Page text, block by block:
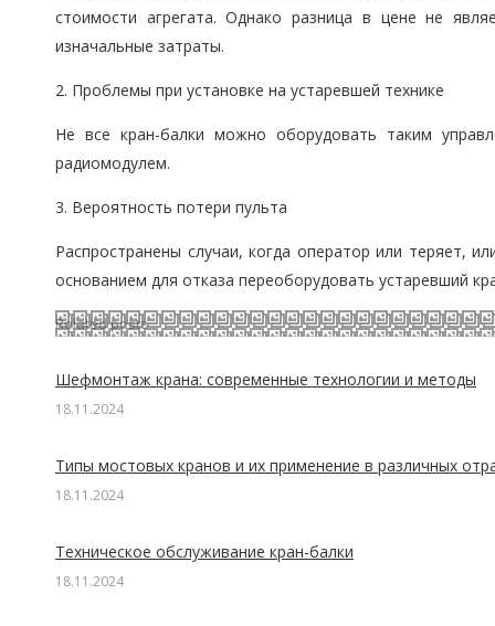
стоимости агрегата. Однако разница в цене не
изначальные затраты.
2. Проблемы при установке на устаревшей технике
Не все кран-балки можно оборудовать таким
радиомодулем.
3. Вероятность потери пульта
Распространены случаи, когда оператор или теряет,
основанием для отказа переоборудовать устаревший
Related posts
Шефмонтаж крана: современные технологии и методы
18.11.2024
Типы мостовых кранов и их применение в различных
18.11.2024
Техническое обслуживание кран-балки
18.11.2024